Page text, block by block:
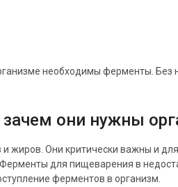
необходимы ферменты.
они нужны
жиров. Они критически важны и
для пищеварения в
ферментов в организм.